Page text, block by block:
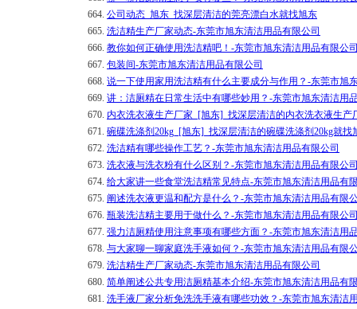
664. 公司动态_旭东_找深层清洁的莞亮漂白水就找旭东
665. 洗洁精生产厂家动态-东莞市旭东清洁用品有限公司
666. 教你如何正确使用洗洁精吧！-东莞市旭东清洁用品有限公
667. 包装间-东莞市旭东清洁用品有限公司
668. 说一下使用家用洗洁精有什么主要成分与作用？-东莞市旭
669. 讲：洁厕精在日常生活中有哪些妙用？-东莞市旭东清洁用
670. 内衣洗衣液生产厂家_[旭东]_找深层清洁的内衣洗衣液生
671. 碗碟洗涤剂20kg_[旭东]_找深层清洁的碗碟洗涤剂20kg就
672. 洗洁精有哪些操作工艺？-东莞市旭东清洁用品有限公司
673. 洗衣液与洗衣粉有什么区别？-东莞市旭东清洁用品有限公
674. 给大家讲一些食堂洗洁精常见特点-东莞市旭东清洁用品有
675. 阐述洗衣液更温和配方是什么？-东莞市旭东清洁用品有限
676. 瓶装洗洁精主要用于做什么？-东莞市旭东清洁用品有限公
677. 强力洁厕精使用注意事项有哪些方面？-东莞市旭东清洁用
678. 与大家聊一聊家庭洗手液如何？-东莞市旭东清洁用品有限
679. 洗洁精生产厂家动态-东莞市旭东清洁用品有限公司
680. 简单阐述公共专用洁厕精基本介绍-东莞市旭东清洁用品有
681. 洗手液厂家分析免洗洗手液有哪些功效？-东莞市旭东清洁